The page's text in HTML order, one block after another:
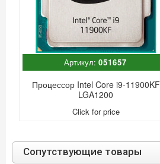
Артикул:051657
Процессор Intel Core i9-11900KF
LGA1200
Click for price
Сопутствующие товары